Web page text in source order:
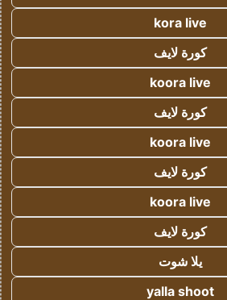
kora live
كورة لايف
koora live
كورة لايف
koora live
كورة لايف
koora live
كورة لايف
يلا شوت
yalla shoot